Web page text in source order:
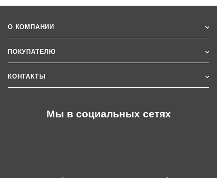
О КОМПАНИИ
ПОКУПАТЕЛЮ
КОНТАКТЫ
Мы в социальных сетях